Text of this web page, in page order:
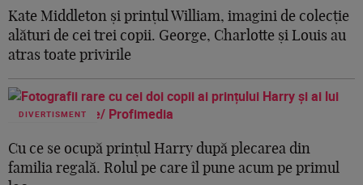
Kate Middleton și prințul William, imagini de colecție
alături de cei trei copii. George, Charlotte și Louis au
atras toate privirile
DIVERTISMENT
Cu ce se ocupă prințul Harry după plecarea din
familia regală. Rolul pe care îl pune acum pe primul